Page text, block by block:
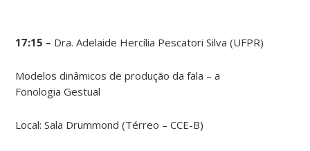
17:15 – Dra. Adelaide Hercília Pescatori Silva (UFPR)
Modelos dinâmicos de produção da fala – a
Fonologia Gestual
Local: Sala Drummond (Térreo – CCE-B)